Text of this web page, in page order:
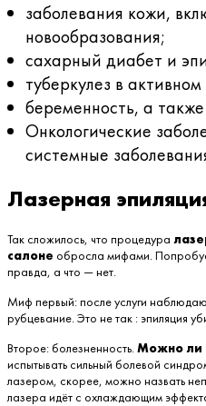
заболевания кожи,
новообразования;
сахарный диабет и
туберкулез в
беременность, а
Онкологические
системные
Лазерная
Так сложилось, что процедура
салоне обросла мифами.
правда, а что — нет.
Миф первый: после услуги
рубцевание. Это не так : эпиляция
Второе: болезненность.Можно ли
испытывать сильный болевой
лазером, скорее, можно назвать
лазера идёт с охлаждающим